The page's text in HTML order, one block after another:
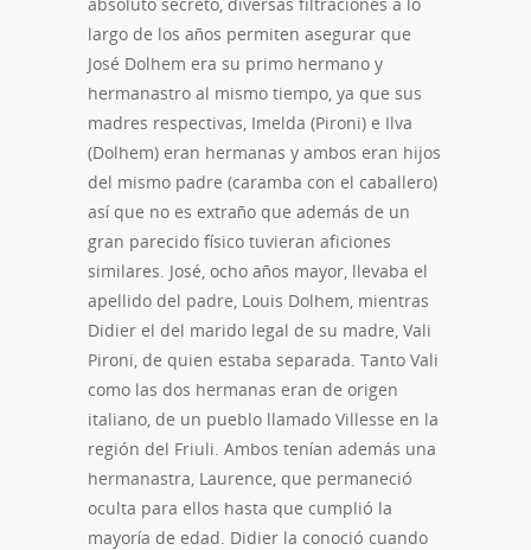
largo de los años permiten asegurar que
José Dolhem era su primo hermano y
hermanastro al mismo tiempo, ya que sus
madres respectivas, Imelda (Pironi) e Ilva
(Dolhem) eran hermanas y ambos eran hijos
del mismo padre (caramba con el caballero)
así que no es extraño que además de un
gran parecido físico tuvieran aficiones
similares. José, ocho años mayor, llevaba el
apellido del padre, Louis Dolhem, mientras
Didier el del marido legal de su madre, Vali
Pironi, de quien estaba separada. Tanto Vali
como las dos hermanas eran de origen
italiano, de un pueblo llamado Villesse en la
región del Friuli. Ambos tenían además una
hermanastra, Laurence, que permaneció
oculta para ellos hasta que cumplió la
mayoría de edad. Didier la conoció cuando